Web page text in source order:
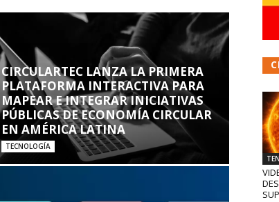
CIRCULARTEC LANZA LA PRIMERA
PLATAFORMA INTERACTIVA PARA
MAPEAR E INTEGRAR INICIATIVAS
PÚBLICAS DE ECONOMÍA CIRCULAR
EN AMÉRICA LATINA
TECNOLOGÍA